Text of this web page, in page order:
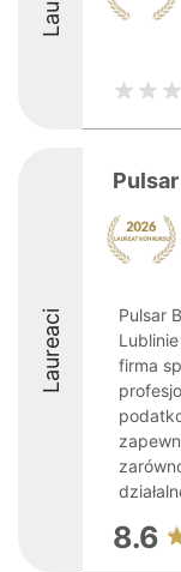
Laureaci
Pulsar
firma
8.6